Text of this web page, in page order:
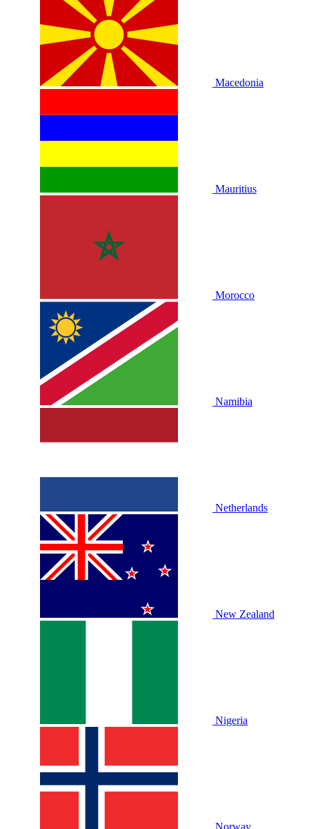
Macedonia
Mauritius
Morocco
Namibia
Netherlands
New Zealand
Nigeria
Norway